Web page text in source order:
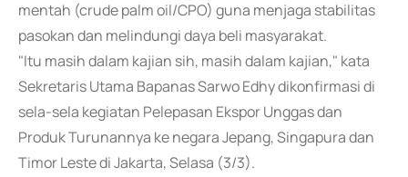
mentah (crude palm oil/CPO) guna menjaga stabilitas
pasokan dan melindungi daya beli masyarakat.
"Itu masih dalam kajian sih, masih dalam kajian," kata
Sekretaris Utama Bapanas Sarwo Edhy dikonfirmasi di
sela-sela kegiatan Pelepasan Ekspor Unggas dan
Produk Turunannya ke negara Jepang, Singapura dan
Timor Leste di Jakarta, Selasa (3/3).